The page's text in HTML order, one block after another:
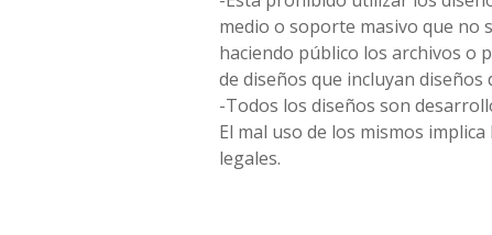
medio o soporte masivo que no
haciendo público los archivos o
de diseños que incluyan
-Todos los diseños son
El mal uso de los mismos
legales.